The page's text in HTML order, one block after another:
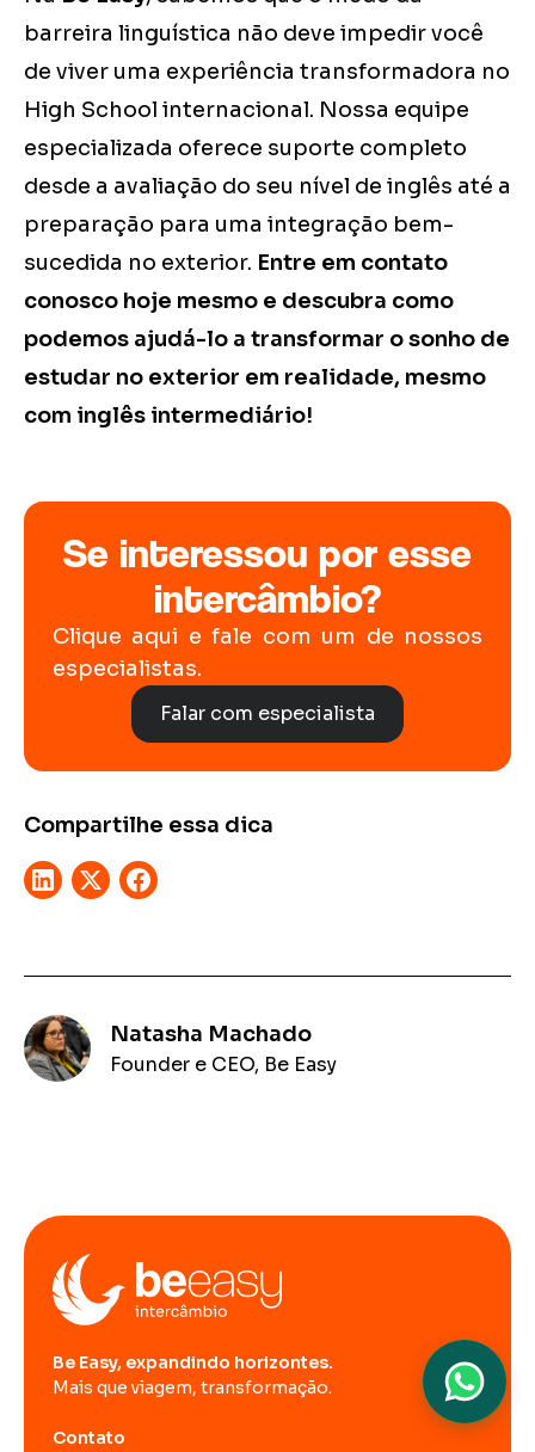
barreira linguística não deve impedir você
de viver uma experiência transformadora no
High School internacional. Nossa equipe
especializada oferece suporte completo
desde a avaliação do seu nível de inglês até a
preparação para uma integração bem-
sucedida no exterior. Entre em contato
conosco hoje mesmo e descubra como
podemos ajudá-lo a transformar o sonho de
estudar no exterior em realidade, mesmo
com inglês intermediário!
Se interessou por esse
intercâmbio?
Clique aqui e fale com um de nossos
especialistas.
Falar com especialista
Compartilhe essa dica
Natasha Machado
Founder e CEO, Be Easy
Be Easy, expandindo horizontes.
Mais que viagem, transformação.
Contato